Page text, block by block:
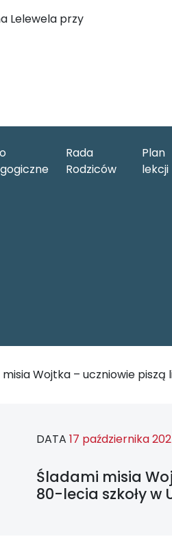
Lelewela przy
Rada
Rodziców
Plan
lekcji
Wojtka – uczniowie piszą
DATA 17 października
Śladami misia
80-lecia szkoły w